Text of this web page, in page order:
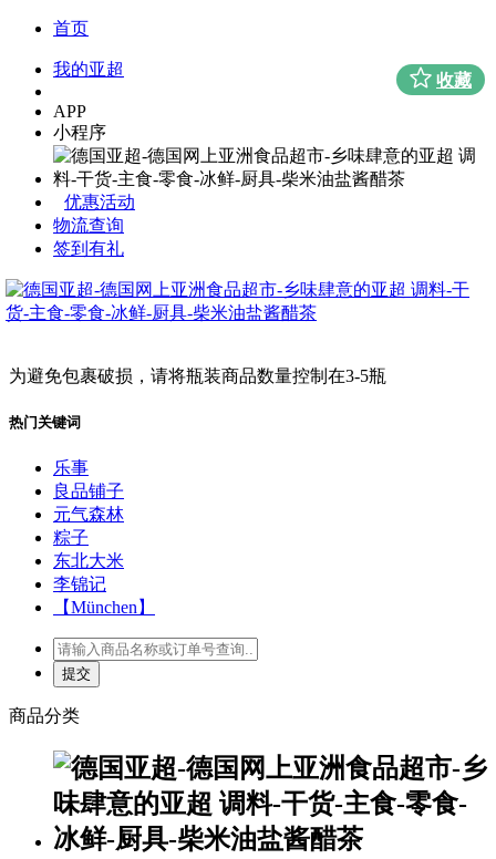
首页
我的亚超
APP
小程序
优惠活动
物流查询
签到有礼
为避免包裹破损，请将瓶装商品数量控制在3-5瓶
热门关键词
乐事
良品铺子
元气森林
粽子
东北大米
李锦记
【München】
商品分类
收藏